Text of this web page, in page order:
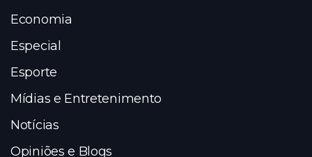
Economia
Especial
Esporte
Mídias e Entretenimento
Notícias
Opiniões e Blogs